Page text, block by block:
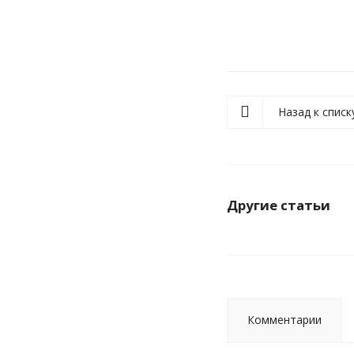
Назад к
Другие статьи
Комментарии